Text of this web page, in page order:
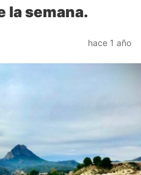
la semana.
hace 1 año